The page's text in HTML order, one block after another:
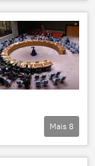
Mais 8